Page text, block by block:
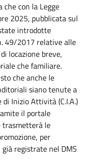
che con la Legge
2025, pubblicata sul
introdotte
49/2017 relative alle
locazione breve,
che familiare.
che anche le
siano tenute a
Inizio Attività (C.I.A.)
il portale
trasmetterà le
per
registrate nel DMS